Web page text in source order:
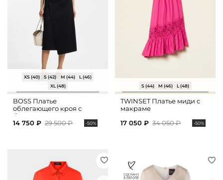
XS (40) S (42) M (44)
L (46)
XL (48)
BOSS Платье
облегающего кроя с
боковыми разрезами
14 750 ₽ 29 500 ₽ -50%
S (44) M (46) L (48)
TWINSET Платье миди с
макраме
17 050 ₽ 34 050 ₽ -50%